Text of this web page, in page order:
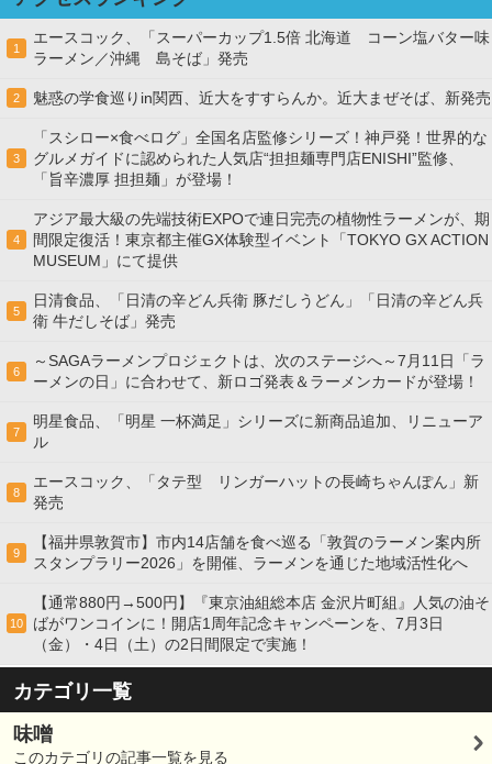
1
エースコック、「スーパーカップ1.5倍 北海道 コーン塩バター味
ラーメン／沖縄 島そば」発売
2 魅惑の学食巡りin関西、近大をすすらんか。近大まぜそば、新発売
3
「スシロー×食べログ」全国名店監修シリーズ！神戸発！世界的な
グルメガイドに認められた人気店“担担麺専門店ENISHI”監修、
「旨辛濃厚 担担麺」が登場！
4
アジア最大級の先端技術EXPOで連日完売の植物性ラーメンが、期
間限定復活！東京都主催GX体験型イベント「TOKYO GX ACTION
MUSEUM」にて提供
5
日清食品、「日清の辛どん兵衛 豚だしうどん」「日清の辛どん兵
衛 牛だしそば」発売
6
～SAGAラーメンプロジェクトは、次のステージへ～7月11日「ラ
ーメンの日」に合わせて、新ロゴ発表＆ラーメンカードが登場！
7
明星食品、「明星 一杯満足」シリーズに新商品追加、リニューア
ル
8
エースコック、「タテ型 リンガーハットの長崎ちゃんぽん」新
発売
9
【福井県敦賀市】市内14店舗を食べ巡る「敦賀のラーメン案内所
スタンプラリー2026」を開催、ラーメンを通じた地域活性化へ
10
【通常880円→500円】『東京油組総本店 金沢片町組』人気の油そ
ばがワンコインに！開店1周年記念キャンペーンを、7月3日
（金）・4日（土）の2日間限定で実施！
カテゴリ一覧
味噌
このカテゴリの記事一覧を見る